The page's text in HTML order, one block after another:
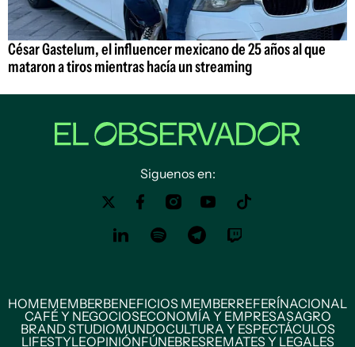
César Gastelum, el influencer mexicano de 25 años al que
mataron a tiros mientras hacía un streaming
Siguenos en:
HOMEMEMBERBENEFICIOS MEMBERREFERÍNACIONAL
CAFÉ Y NEGOCIOSECONOMÍA Y EMPRESASAGRO
BRAND STUDIOMUNDOCULTURA Y ESPECTÁCULOS
LIFESTYLEOPINIÓNFÚNEBRESREMATES Y LEGALES